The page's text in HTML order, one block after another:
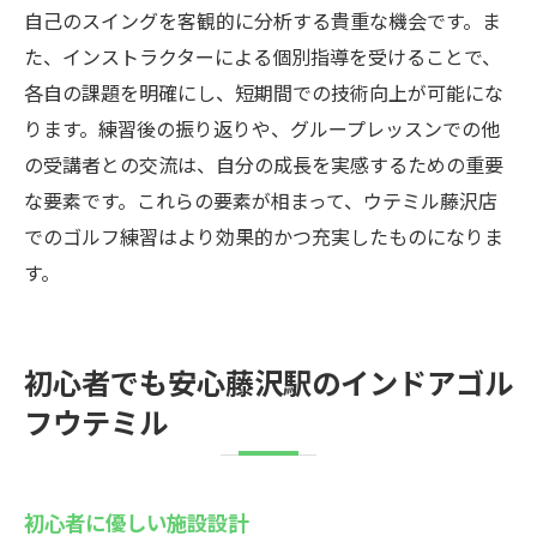
自己のスイングを客観的に分析する貴重な機会です。ま
た、インストラクターによる個別指導を受けることで、
各自の課題を明確にし、短期間での技術向上が可能にな
ります。練習後の振り返りや、グループレッスンでの他
の受講者との交流は、自分の成長を実感するための重要
な要素です。これらの要素が相まって、ウテミル藤沢店
でのゴルフ練習はより効果的かつ充実したものになりま
す。
初心者でも安心藤沢駅のインドアゴル
フウテミル
初心者に優しい施設設計